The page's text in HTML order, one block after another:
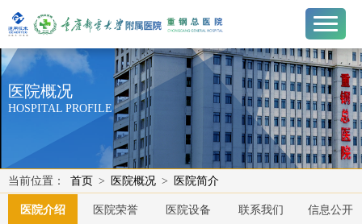
医院概况
HOSPITAL PROFILE
当前位置： 首页 > 医院概况 > 医院简介
医院介绍 医院荣誉 医院设备 联系我们 信息公开